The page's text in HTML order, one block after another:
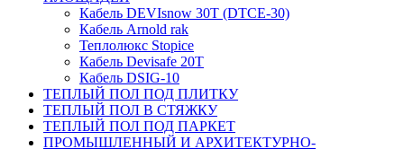
Кабель DEVIsnow 30Т (DTCE-30)
Кабель Arnold rak
Теплолюкс Stopice
Кабель Devisafe 20T
Кабель DSIG-10
ТЕПЛЫЙ ПОЛ ПОД ПЛИТКУ
ТЕПЛЫЙ ПОЛ В СТЯЖКУ
ТЕПЛЫЙ ПОЛ ПОД ПАРКЕТ
ПРОМЫШЛЕННЫЙ И АРХИТЕКТУРНО-